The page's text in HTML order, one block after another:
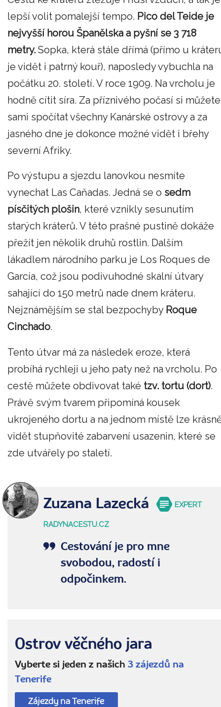
lepší volit pomalejší tempo. Pico del Teide je
nejvyšší horou Španělska a pyšní se 3 718
metry. Sopka, která stále dřímá (přímo u
je vidět i patrný kouř), naposledy vybuchla na
počátku 20. století. V roce 1909. Na vrcholu je
hodně cítit síra. Za příznivého počasí si můžete
sami spočítat všechny Kanárské ostrovy a za
jasného dne je dokonce možné vidět i břehy
severní Afriky.
Po výstupu a sjezdu lanovkou nesmíte
vynechat Las Caňadas. Jedná se o sedm
písčitých plošin, které vznikly sesunutím
starých kráterů. V této prašné pustině dokáže
přežít jen několik druhů rostlin. Dalším
lákadlem národního parku je Los Roques de
García, což jsou podivuhodné skalní útvary
sahající do 150 metrů nade dnem kráteru.
Nejznámějším se stal bezpochyby Roque
Cinchado.
Tento útvar má za následek eroze, která
probíhá rychleji u jeho paty než na vrcholu. Po
cestě můžete obdivovat také tzv. tortu (dort).
Právě svým tvarem připomíná kousek
ukrojeného dortu a na jednom místě lze
vidět stupňovité zabarvení usazenin, které se
zde utvářely po staletí.
Zuzana Lazecká EXPERT
RADYNACESTU.CZ
Cestování je pro mne
svobodou, radostí i
odpočinkem.
Ostrov věčného jara
Vyberte si jeden z našich 3 zájezdů na
Tenerife
Zájezdy na Tenerife